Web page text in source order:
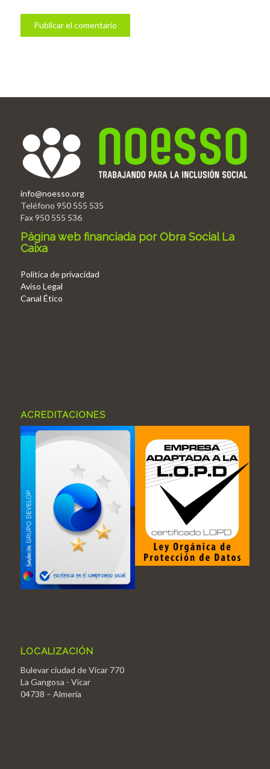
info@noesso.org
Teléfono 950 555 535
Fax 950 555 536
Página web financiada por Obra Social La
Caixa
Politica de privacidad
Aviso Legal
Canal Ético
ACREDITACIONES
LOCALIZACIÓN
Bulevar ciudad de Vícar 770
La Gangosa - Vícar
04738 – Almería